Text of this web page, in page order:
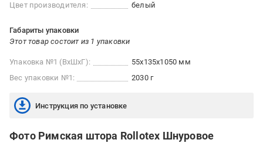
Цвет производителя: белый
Габариты упаковки
Этот товар состоит из 1 упаковки
Упаковка №1 (ВхШхГ):
55x135x1050 мм
Вес упаковки №1:
2030 г
Инструкция по установке
Фото Римская штора Rollotex Шнуровое